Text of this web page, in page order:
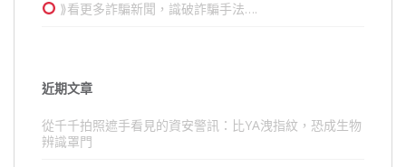
⟫看更多詐騙新聞，識破詐騙手法….
近期文章
從千千拍照遮手看見的資安警訊：比YA洩指紋，恐成生物
辨識罩門